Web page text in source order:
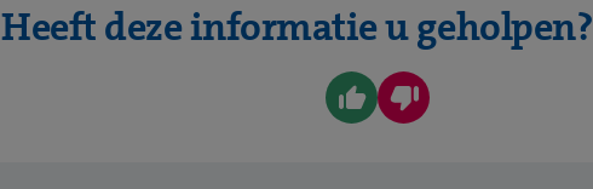
Heeft deze informatie u geholpen?